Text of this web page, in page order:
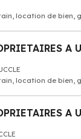
location de bien,
location de bien,